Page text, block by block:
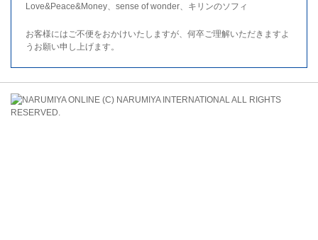
Love&Peace&Money、sense of wonder、キリンのソフィ
お客様にはご不便をおかけいたしますが、何卒ご理解いただきますよ
うお願い申し上げます。